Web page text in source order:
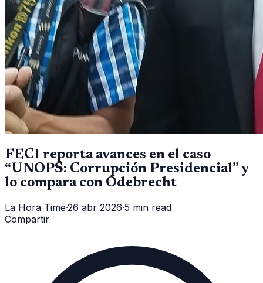
FECI reporta avances en el caso
“UNOPS: Corrupción Presidencial” y
lo compara con Odebrecht
La Hora Time·26 abr 2026·5 min read
Compartir